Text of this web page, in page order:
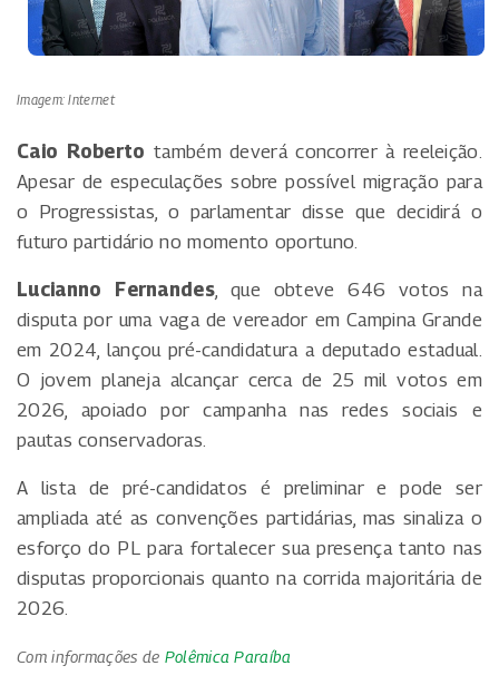
Imagem: Internet
Caio Roberto também deverá concorrer à reeleição.
Apesar de especulações sobre possível migração para
o Progressistas, o parlamentar disse que decidirá o
futuro partidário no momento oportuno.
Lucianno Fernandes, que obteve 646 votos na
disputa por uma vaga de vereador em Campina Grande
em 2024, lançou pré-candidatura a deputado estadual.
O jovem planeja alcançar cerca de 25 mil votos em
2026, apoiado por campanha nas redes sociais e
pautas conservadoras.
A lista de pré-candidatos é preliminar e pode ser
ampliada até as convenções partidárias, mas sinaliza o
esforço do PL para fortalecer sua presença tanto nas
disputas proporcionais quanto na corrida majoritária de
2026.
Com informações de Polêmica Paraíba